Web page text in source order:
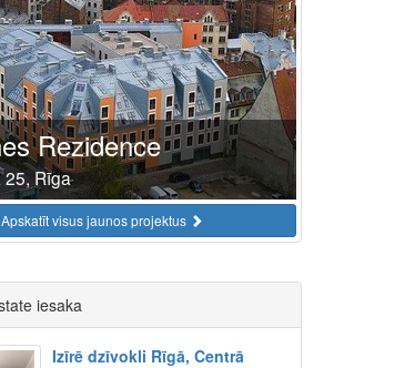
Rezidence
25, Rīga
Apskatīt visus jaunos projektus
iesaka
Izīrē dzīvokli Rīgā, Centrā